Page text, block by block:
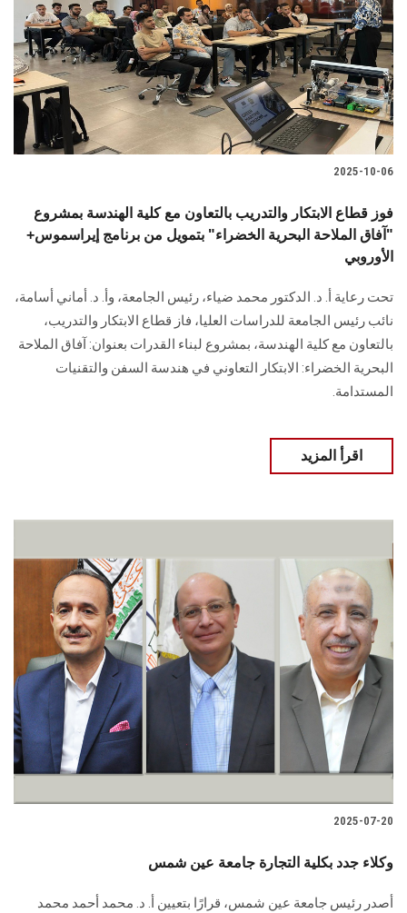
2025-10-06
فوز قطاع الابتكار والتدريب بالتعاون مع كلية الهندسة بمشروع
"آفاق الملاحة البحرية الخضراء" بتمويل من برنامج إيراسموس+
الأوروبي
تحت رعاية أ. د. الدكتور محمد ضياء، رئيس الجامعة، وأ. د. أماني أسامة،
نائب رئيس الجامعة للدراسات العليا، فاز قطاع الابتكار والتدريب،
بالتعاون مع كلية الهندسة، بمشروع لبناء القدرات بعنوان: آفاق الملاحة
البحرية الخضراء: الابتكار التعاوني في هندسة السفن والتقنيات
المستدامة.
اقرأ المزيد
2025-07-20
وكلاء جدد بكلية التجارة جامعة عين شمس
أصدر رئيس جامعة عين شمس، قرارًا بتعيين أ. د. محمد أحمد محمد